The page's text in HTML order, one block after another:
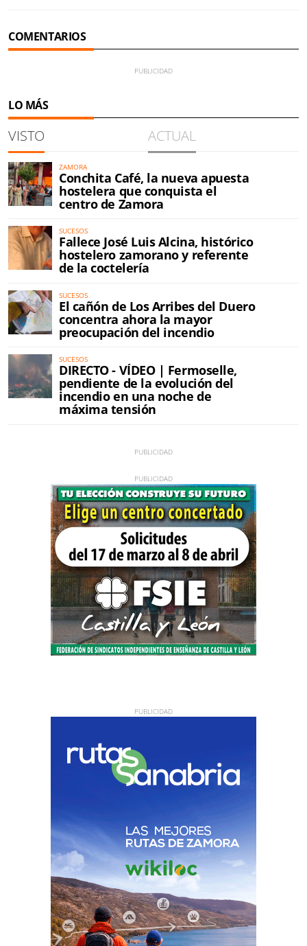
COMENTARIOS
LO MÁS
VISTO ACTUAL
ZAMORA
Conchita Café, la nueva apuesta
hostelera que conquista el
centro de Zamora
SUCESOS
Fallece José Luis Alcina, histórico
hostelero zamorano y referente
de la coctelería
SUCESOS
El cañón de Los Arribes del Duero
concentra ahora la mayor
preocupación del incendio
SUCESOS
DIRECTO - VÍDEO | Fermoselle,
pendiente de la evolución del
incendio en una noche de
máxima tensión